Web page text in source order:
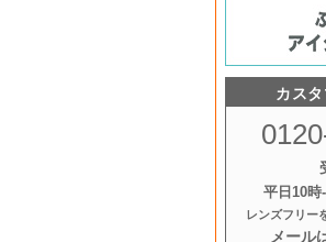
カス
平日10時
レンズフリー
メール